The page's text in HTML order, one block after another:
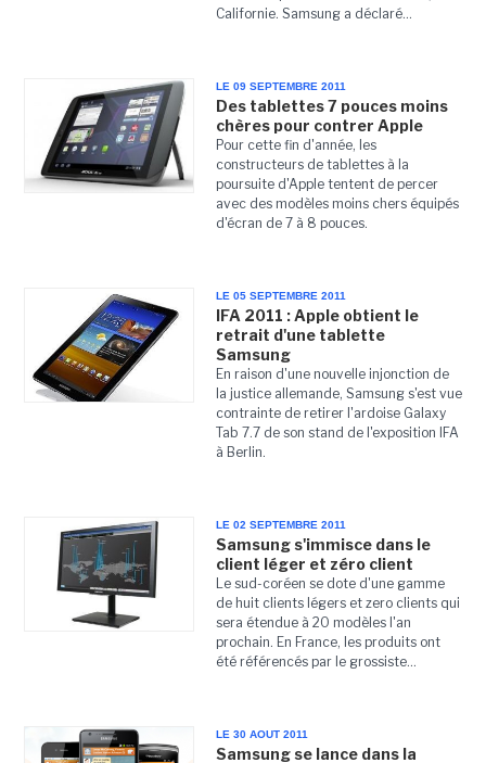
Californie. Samsung a déclaré...
LE 09 SEPTEMBRE 2011
Des tablettes 7 pouces moins
chères pour contrer Apple
Pour cette fin d'année, les
constructeurs de tablettes à la
poursuite d'Apple tentent de percer
avec des modèles moins chers équipés
d'écran de 7 à 8 pouces.
LE 05 SEPTEMBRE 2011
IFA 2011 : Apple obtient le
retrait d'une tablette
Samsung
En raison d'une nouvelle injonction de
la justice allemande, Samsung s'est vue
contrainte de retirer l'ardoise Galaxy
Tab 7.7 de son stand de l'exposition IFA
à Berlin.
LE 02 SEPTEMBRE 2011
Samsung s'immisce dans le
client léger et zéro client
Le sud-coréen se dote d'une gamme
de huit clients légers et zero clients qui
sera étendue à 20 modèles l'an
prochain. En France, les produits ont
été référencés par le grossiste...
LE 30 AOUT 2011
Samsung se lance dans la